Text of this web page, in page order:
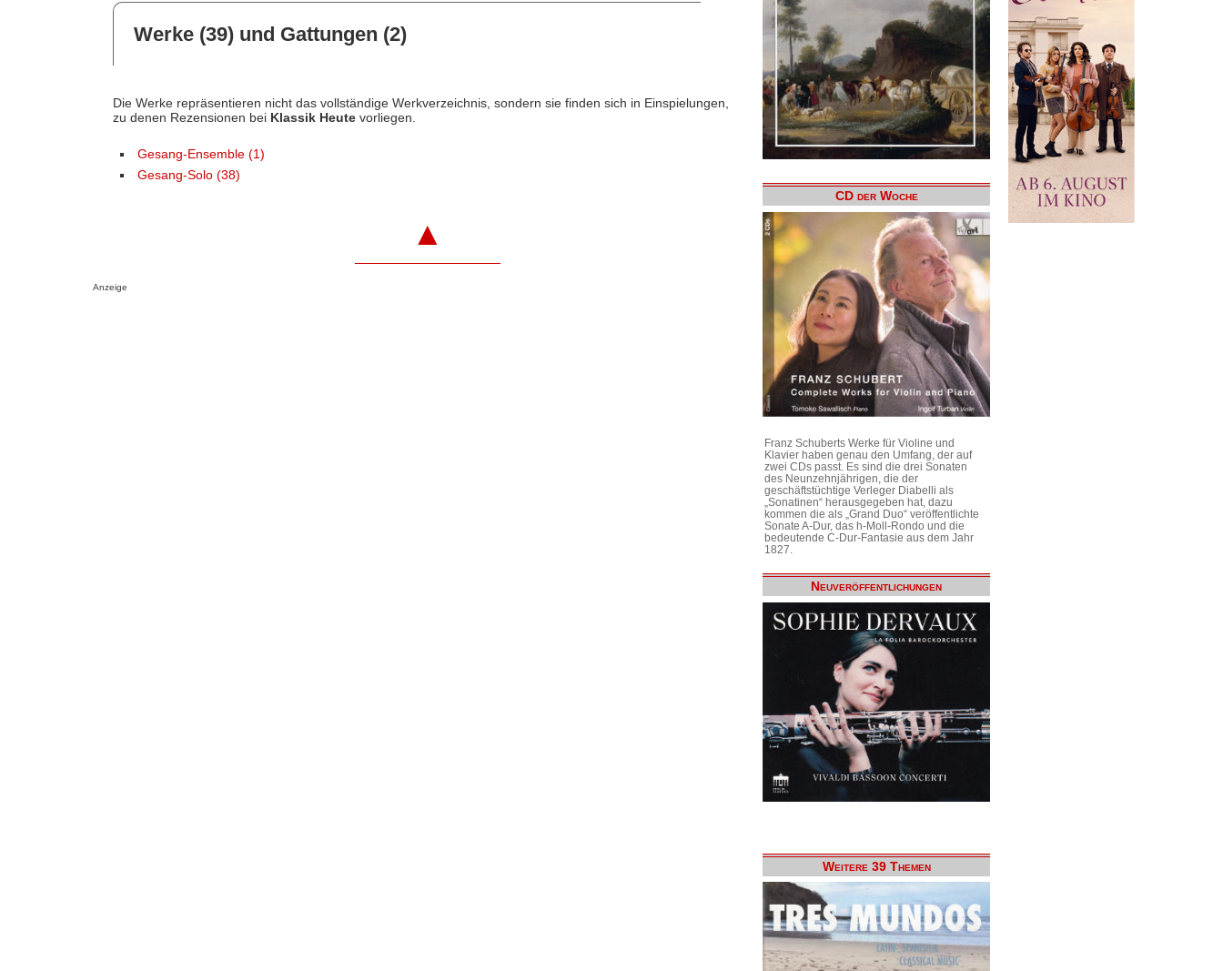
Werke (39) und Gattungen (2)
Die Werke repräsentieren nicht das vollständige Werkverzeichnis, sondern sie finden sich in Einspielungen,
zu denen Rezensionen bei Klassik Heutevorliegen.
Gesang-Ensemble (1)
Gesang-Solo (38)
▲
Anzeige
CD der Woche
Franz Schuberts Werke für Violine und
Klavier haben genau den Umfang, der auf
zwei CDs passt. Es sind die drei Sonaten
des Neunzehnjährigen, die der
geschäftstüchtige Verleger Diabelli als
„Sonatinen“ herausgegeben hat, dazu
kommen die als „Grand Duo“ veröffentlichte
Sonate A-Dur, das h-Moll-Rondo und die
bedeutende C-Dur-Fantasie aus dem Jahr
1827.
Neuveröffentlichungen
Weitere 39 Themen